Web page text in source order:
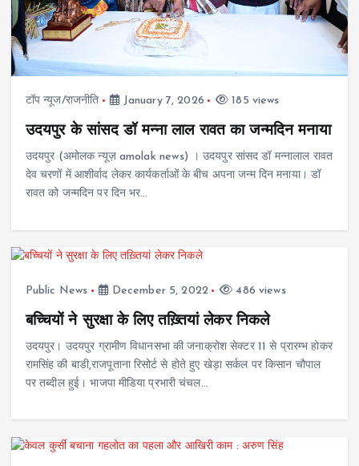
टॉप न्यूज/राजनीति January 7, 2026 185 views
उदयपुर के सांसद डॉ मन्ना लाल रावत का जन्मदिन मनाया
उदयपुर (अमोलक न्यूज़ amolak news) । उदयपुर सांसद डॉ मन्नालाल रावत
देव चरणों में आशीर्वाद लेकर कार्यकर्ताओं के बीच अपना जन्म दिन मनाया। डॉ
रावत को जन्मदिन पर दिन भर…
Public News December 5, 2022 486 views
बच्चियों ने सुरक्षा के लिए तख़्तियां लेकर निकले
उदयपुर। उदयपुर ग्रामीण विधानसभा की जनाक्रोश सेक्टर 11 से प्रारम्भ होकर
रामसिंह की बाडी,राजपूताना रिसोर्ट से होते हुए खेड़ा सर्कल पर किसान चौपाल
पर तब्दील हुई। भाजपा मीडिया प्रभारी चंचल…